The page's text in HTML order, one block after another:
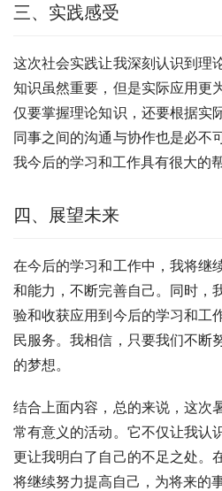
三、实践感受
这次社会实践让我深刻认识到理
知识虽然重要，但是实际应用更
仅要掌握理论知识，还要根据实
同事之间的沟通与协作也是必不
我今后的学习和工作具有很大的帮
四、展望未来
在今后的学习和工作中，我将继
和能力，不断完善自己。同时，
验和收获应用到今后的学习和工
民服务。我相信，只要我们不断
的梦想。
结合上面内容，总的来说，这次
常有意义的活动。它不仅让我认
更让我明白了自己的不足之处。
将继续努力提高自己，为将来的